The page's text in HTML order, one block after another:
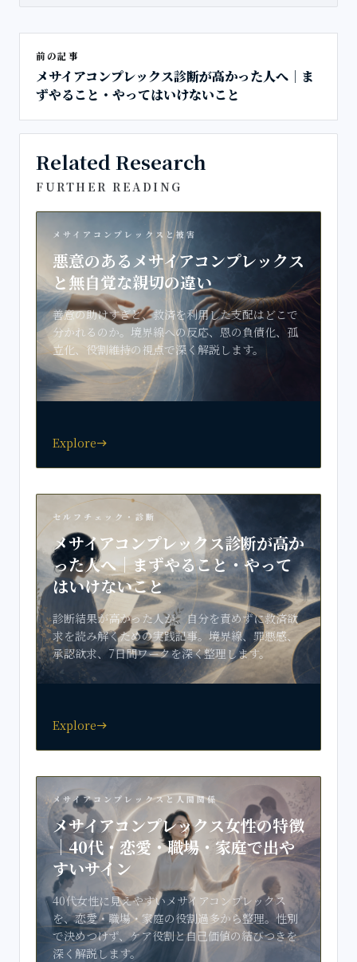
前の記事
メサイアコンプレックス診断が高かった人へ｜ま
ずやること・やってはいけないこと
Related Research
FURTHER READING
メサイアコンプレックスと被害
悪意のあるメサイアコンプレックス
と無自覚な親切の違い
善意の助けすぎと、救済を利用した支配はどこで
分かれるのか。境界線への反応、恩の負債化、孤
立化、役割維持の視点で深く解説します。
Exploreeast
セルフチェック・診断
メサイアコンプレックス診断が高か
った人へ｜まずやること・やって
はいけないこと
診断結果が高かった人が、自分を責めずに救済欲
求を読み解くための実践記事。境界線、罪悪感、
承認欲求、7日間ワークを深く整理します。
Exploreeast
メサイアコンプレックスと人間関係
メサイアコンプレックス女性の特徴
｜40代・恋愛・職場・家庭で出や
すいサイン
40代女性に見えやすいメサイアコンプレックス
を、恋愛・職場・家庭の役割過多から整理。性別
で決めつけず、ケア役割と自己価値の結びつきを
深く解説します。